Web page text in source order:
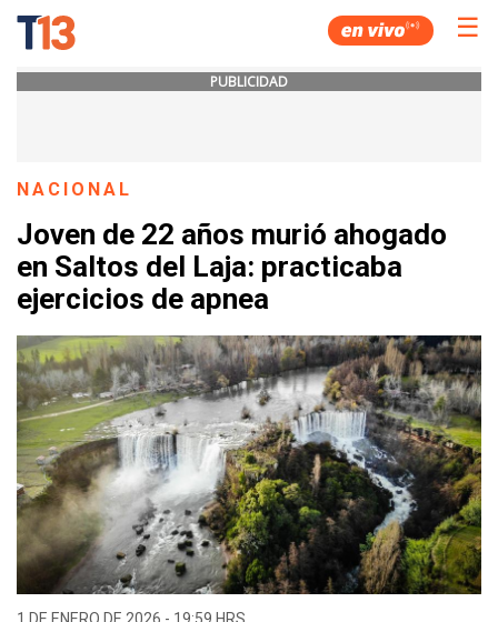
☰
PUBLICIDAD
NACIONAL
Joven de 22 años murió ahogado
en Saltos del Laja: practicaba
ejercicios de apnea